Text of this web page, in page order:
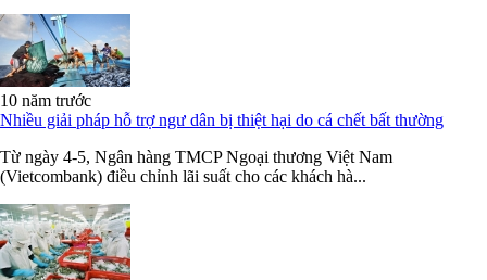
10 năm trước
Nhiều giải pháp hỗ trợ ngư dân bị thiệt hại do cá chết bất thường
Từ ngày 4-5, Ngân hàng TMCP Ngoại thương Việt Nam
(Vietcombank) điều chỉnh lãi suất cho các khách hà...